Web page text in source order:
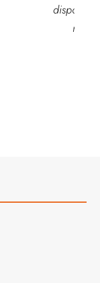
J’y vais
déçue.